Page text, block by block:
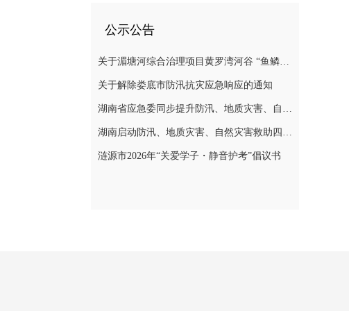
公示公告
关于湄塘河综合治理项目黄罗湾河谷 “鱼鳞坝”区域不对外开放的公告
关于解除娄底市防汛抗灾应急响应的通知
湖南省应急委同步提升防汛、地质灾害、自然灾害救助应急响应至三级
湖南启动防汛、地质灾害、自然灾害救助四级应急响应
涟源市2026年“关爱学子・静音护考”倡议书